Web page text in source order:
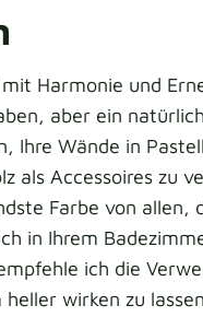
Harmonie und
aber ein
Ihre Wände in
als Accessoires zu
Farbe von allen,
in Ihrem
ich die
heller wirken zu